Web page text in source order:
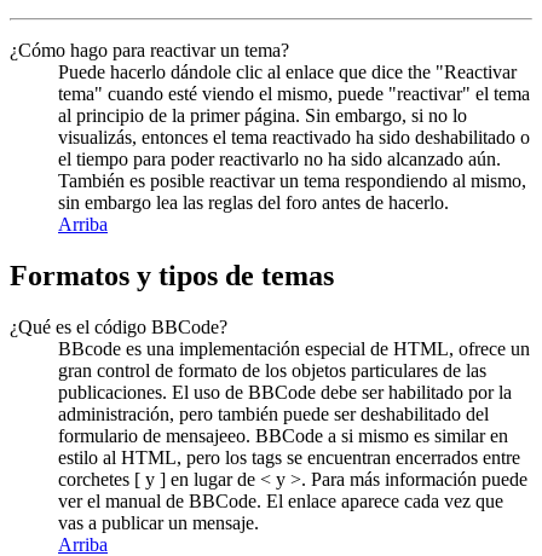
¿Cómo hago para reactivar un tema?
Puede hacerlo dándole clic al enlace que dice the "Reactivar
tema" cuando esté viendo el mismo, puede "reactivar" el tema
al principio de la primer página. Sin embargo, si no lo
visualizás, entonces el tema reactivado ha sido deshabilitado o
el tiempo para poder reactivarlo no ha sido alcanzado aún.
También es posible reactivar un tema respondiendo al mismo,
sin embargo lea las reglas del foro antes de hacerlo.
Arriba
Formatos y tipos de temas
¿Qué es el código BBCode?
BBcode es una implementación especial de HTML, ofrece un
gran control de formato de los objetos particulares de las
publicaciones. El uso de BBCode debe ser habilitado por la
administración, pero también puede ser deshabilitado del
formulario de mensajeeo. BBCode a si mismo es similar en
estilo al HTML, pero los tags se encuentran encerrados entre
corchetes [ y ] en lugar de < y >. Para más información puede
ver el manual de BBCode. El enlace aparece cada vez que
vas a publicar un mensaje.
Arriba